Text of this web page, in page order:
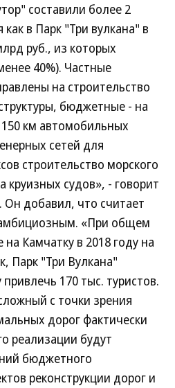
составили более 2
в Парк "Три вулкана" в
руб., из которых
40%). Частные
на строительство
бюджетные - на
км автомобильных
сетей для
строительство морского
судов», - говорит
Он добавил, что считает
«При общем
Камчатку в 2018 году на
Парк "Три Вулкана"
170 тыс. туристов.
с точки зрения
дорог фактически
реализации будут
бюджетного
реконструкции дорог и